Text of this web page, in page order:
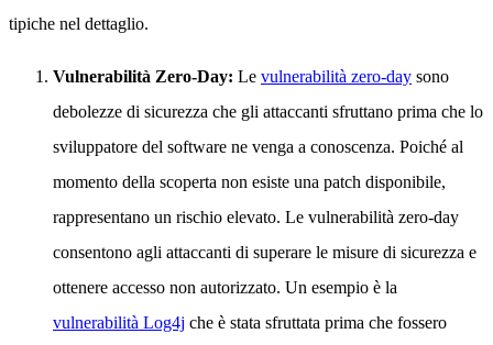
tipiche nel dettaglio.
Vulnerabilità Zero-Day: Le vulnerabilità zero-day sono
debolezze di sicurezza che gli attaccanti sfruttano prima che lo
sviluppatore del software ne venga a conoscenza. Poiché al
momento della scoperta non esiste una patch disponibile,
rappresentano un rischio elevato. Le vulnerabilità zero-day
consentono agli attaccanti di superare le misure di sicurezza e
ottenere accesso non autorizzato. Un esempio è la
vulnerabilità Log4j che è stata sfruttata prima che fossero